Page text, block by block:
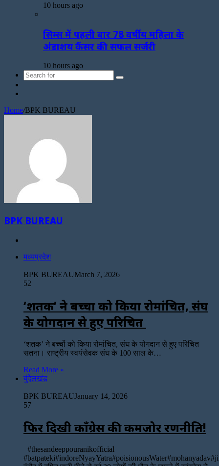
10 hours ago
सिम्स में पहली बार 78 वर्षीय महिला के
अंडाशय कैंसर की सफल सर्जरी
10 hours ago
Search
Home/BPK BUREAU
BPK BUREAU
मध्यप्रदेश
BPK BUREAUMarch 7, 2026
52
‘शतक’ ने बच्चों को किया रोमांचित, संघ
के योगदान से हुए परिचित
‘शतक’ ने बच्चों को किया रोमांचित, संघ के योगदान से हुए परिचित
सतना। राष्ट्रीय स्वयंसेवक संघ के 100 साल के…
Read More »
बुंदेलखंड
BPK BUREAUJanuary 14, 2026
57
फिर दिखी काँग्रेस की कमजोर रणनीति!
#thesandeeppouranikofficial